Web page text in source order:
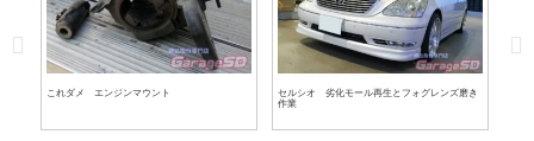
これダメ エンジンマウント
セルシオ 劣化モール再生とフォグレンズ磨き
作業